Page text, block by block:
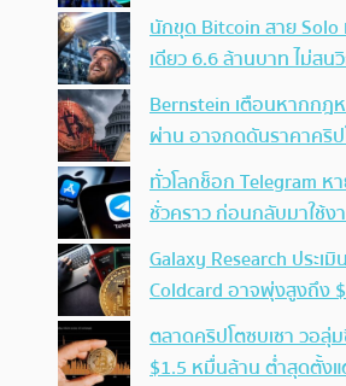
นักขุด Bitcoin สาย
เดียว 6.6 ล้านบาท ไม่ส
Bernstein เตือนหากกฎห
ผ่าน อาจกดดันราคาคริ
ทั่วโลกช็อก Telegram ห
ชั่วคราว ก่อนกลับมาใช้ง
Galaxy Research ประเ
Coldcard อาจพุ่งสูงถึง
ตลาดคริปโตซบเซา วอลุ่
$1.5 หมื่นล้าน ต่ำสุดตั้ง